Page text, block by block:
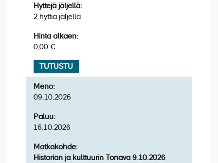
Vinkki:
Loppusuoritusta varten lähetetään erillinen lasku
sähköpostiin noin kahta viikkoa ennen eräpäivää.
Yleiset matkapakettiehdot
Hyttejä jäljellä:
2 hyttiä jäljellä
Hinta alkaen:
0,00 €
TUTUSTU
Meno:
09.10.2026
Paluu:
16.10.2026
Matkakohde:
Historian ja kulttuurin Tonava 9.10.2026